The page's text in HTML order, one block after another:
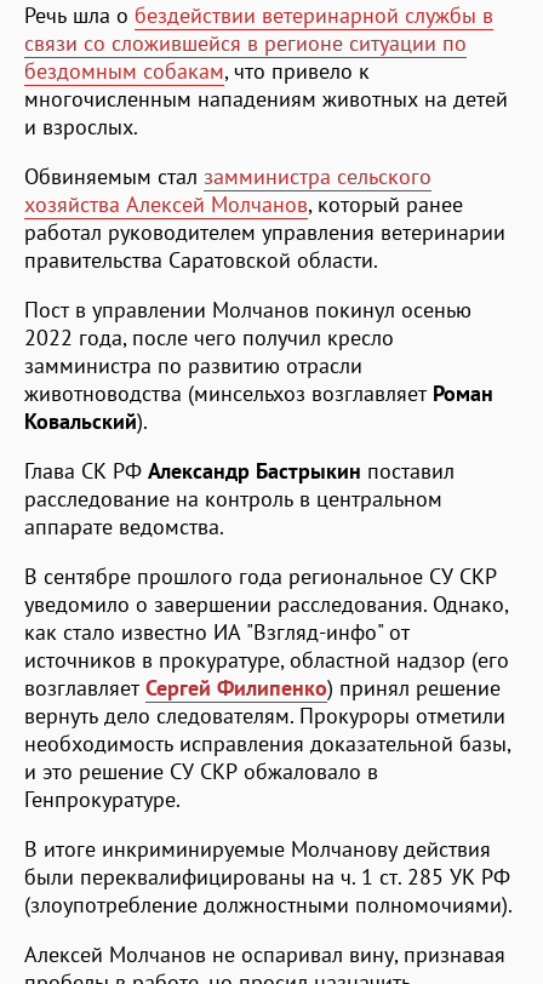
Речь шла о бездействии ветеринарной службы в
связи со сложившейся в регионе ситуации по
бездомным собакам, что привело к
многочисленным нападениям животных на детей
и взрослых.
Обвиняемым стал замминистра сельского
хозяйства Алексей Молчанов, который ранее
работал руководителем управления ветеринарии
правительства Саратовской области.
Пост в управлении Молчанов покинул осенью
2022 года, после чего получил кресло
замминистра по развитию отрасли
животноводства (минсельхоз возглавляет Роман
Ковальский).
Глава СК РФ Александр Бастрыкин поставил
расследование на контроль в центральном
аппарате ведомства.
В сентябре прошлого года региональное СУ СКР
уведомило о завершении расследования. Однако,
как стало известно ИА "Взгляд-инфо" от
источников в прокуратуре, областной надзор (его
возглавляетСергей Филипенко) принял решение
вернуть дело следователям. Прокуроры отметили
необходимость исправления доказательной базы,
и это решение СУ СКР обжаловало в
Генпрокуратуре.
В итоге инкриминируемые Молчанову действия
были переквалифицированы на ч. 1 ст. 285 УК РФ
(злоупотребление должностными полномочиями).
Алексей Молчанов не оспаривал вину, признавая